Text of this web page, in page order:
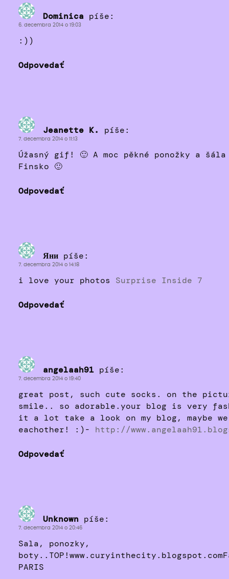
Dominica píše:
6. decembra 2014 o 19:03
:))
Odpovedať
Jeanette K. píše:
7. decembra 2014 o 11:13
Úžasný gif! 🙂 A moc pěkné ponožky a
Finsko 🙂
Odpovedať
Яни píše:
7. decembra 2014 o 14:18
i love your photos Surprise Inside 7
Odpovedať
angelaah91 píše:
7. decembra 2014 o 19:40
great post, such cute socks. on the
smile.. so adorable.your blog is very
it a lot take a look on my blog, maybe
eachother! :)- http://
Odpovedať
Unknown píše:
7. decembra 2014 o 20:46
Sala, ponozky,
PARIS